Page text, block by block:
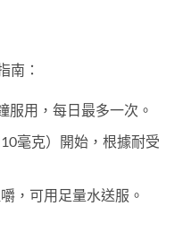
南：
服用，每日最多一次。
毫克）開始，根據耐受
，可用足量水送服。